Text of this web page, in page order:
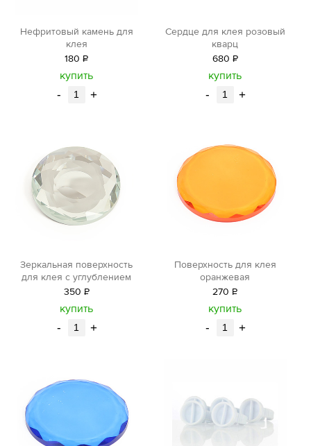
Нефритовый камень для
клея
180 Р
уб.
купить
- +
Сердце для клея розовый
кварц
680 Р
уб.
купить
- +
Зеркальная поверхность
для клея с углублением
350 Р
уб.
купить
- +
Поверхность для клея
оранжевая
270 Р
уб.
купить
- +